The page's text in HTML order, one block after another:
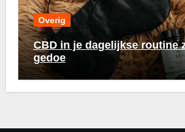
Overig
CBD in je dagelijkse routine
gedoe